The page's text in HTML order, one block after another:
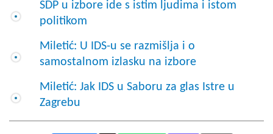
SDP u izbore ide s istim ljudima i istom
politikom
Miletić: U IDS-u se razmišlja i o
samostalnom izlasku na izbore
Miletić: Jak IDS u Saboru za glas Istre u
Zagrebu